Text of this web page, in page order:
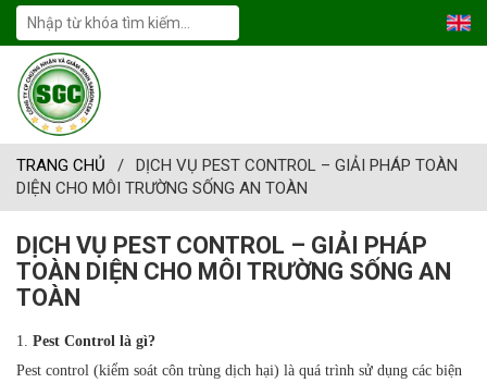
TRANG CHỦ /
DỊCH VỤ PEST CONTROL – GIẢI PHÁP TOÀN
DIỆN CHO MÔI TRƯỜNG SỐNG AN TOÀN
DỊCH VỤ PEST CONTROL – GIẢI PHÁP
TOÀN DIỆN CHO MÔI TRƯỜNG SỐNG AN
TOÀN
1. Pest Control là gì?
Pest control (kiểm soát côn trùng dịch hại) là quá trình sử dụng các biện